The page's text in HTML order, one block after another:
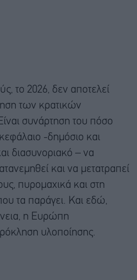
το 2026, δεν αποτελεί
των κρατικών
συνάρτηση του πόσο
-δημόσιο και
διασυνοριακό – να
και να μετατραπεί
πυρομαχικά και στη
τα παράγει. Και εδώ,
η Ευρώπη
υλοποίησης.